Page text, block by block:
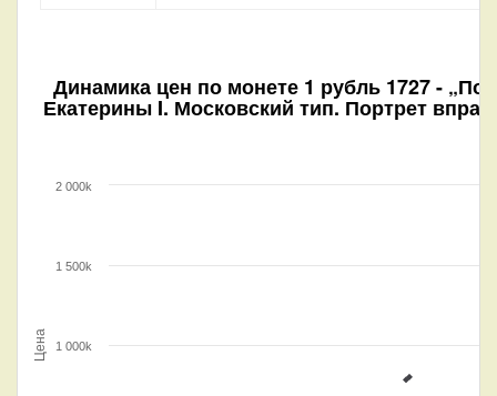
Динамика цен по монете 1 рубль 1727 -
Екатерины I. Московский тип. Портрет
Цена 1 000k
1 500k
2 000k